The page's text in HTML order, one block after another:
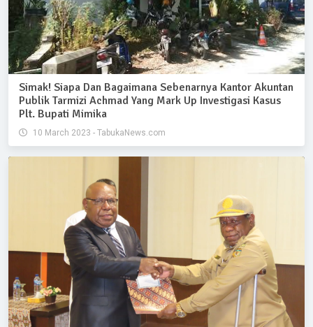
Simak! Siapa Dan Bagaimana Sebenarnya Kantor Akuntan
Publik Tarmizi Achmad Yang Mark Up Investigasi Kasus
Plt. Bupati Mimika
10 March 2023 - TabukaNews.com